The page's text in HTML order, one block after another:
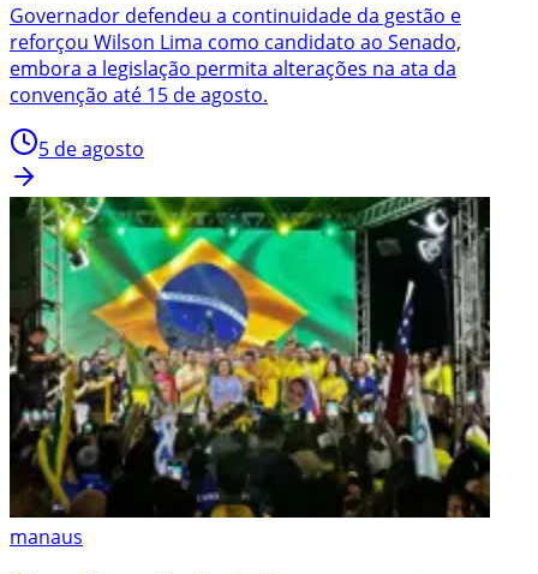
Governador defendeu a continuidade da gestão e
reforçou Wilson Lima como candidato ao Senado,
embora a legislação permita alterações na ata da
convenção até 15 de agosto.
5 de agosto
manaus